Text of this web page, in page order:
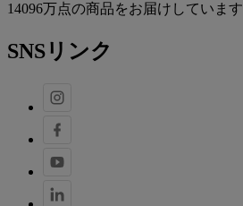
14096万点の商品をお届けしています
SNSリンク